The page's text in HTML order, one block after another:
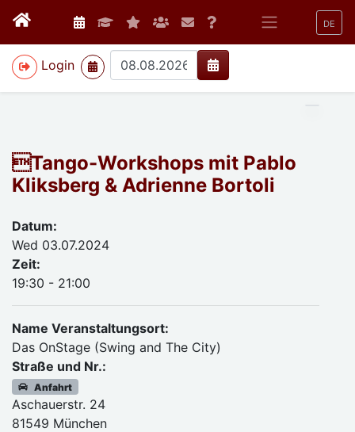
DE
Login
>
Tango-Workshops mit Pablo
Kliksberg & Adrienne Bortoli
Datum:
Wed 03.07.2024
Zeit:
19:30 - 21:00
Name Veranstaltungsort:
Das OnStage (Swing and The City)
Straße und Nr.:
Anfahrt
Aschauerstr. 24
81549 München